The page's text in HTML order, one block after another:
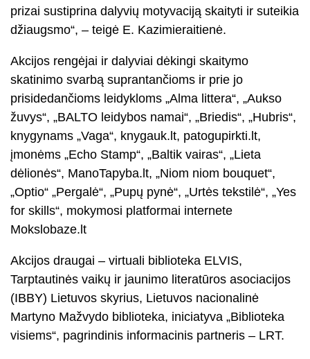
prizai sustiprina dalyvių motyvaciją skaityti ir suteikia
džiaugsmo“, – teigė E. Kazimieraitienė.
Akcijos rengėjai ir dalyviai dėkingi skaitymo
skatinimo svarbą suprantančioms ir prie jo
prisidedančioms leidykloms „Alma littera“, „Aukso
žuvys“, „BALTO leidybos namai“, „Briedis“, „Hubris“,
knygynams „Vaga“, knygauk.lt, patogupirkti.lt,
įmonėms „Echo Stamp“, „Baltik vairas“, „Lieta
dėlionės“, ManoTapyba.lt, „Niom niom bouquet“,
„Optio“ „Pergalė“, „Pupų pynė“, „Urtės tekstilė“, „Yes
for skills“, mokymosi platformai internete
Mokslobaze.lt
Akcijos draugai – virtuali biblioteka ELVIS,
Tarptautinės vaikų ir jaunimo literatūros asociacijos
(IBBY) Lietuvos skyrius, Lietuvos nacionalinė
Martyno Mažvydo biblioteka, iniciatyva „Biblioteka
visiems“, pagrindinis informacinis partneris – LRT.